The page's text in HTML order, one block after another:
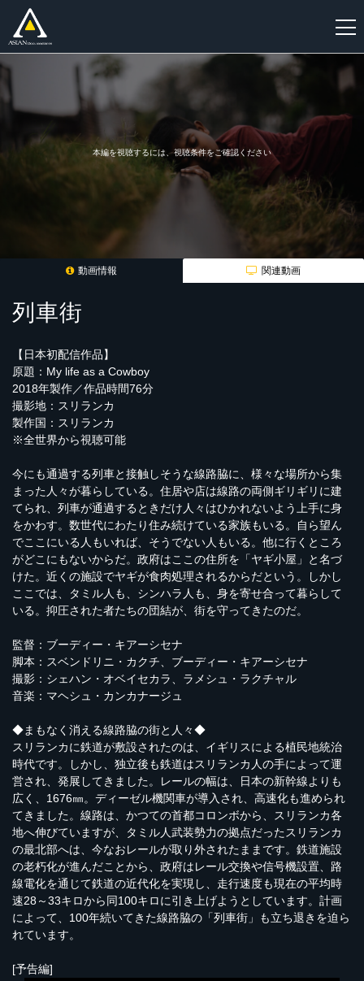
本編を視聴するには、視聴条件をご確認ください
動画情報 関連動画
列車街
【日本初配信作品】
原題：My life as a Cowboy
2018年製作／作品時間76分
撮影地：スリランカ
製作国：スリランカ
※全世界から視聴可能
今にも通過する列車と接触しそうな線路脇に、様々な場所から集
まった人々が暮らしている。住居や店は線路の両側ギリギリに建
てられ、列車が通過するときだけ人々はひかれないよう上手に身
をかわす。数世代にわたり住み続けている家族もいる。自ら望ん
でここにいる人もいれば、そうでない人もいる。他に行くところ
がどこにもないからだ。政府はここの住所を「ヤギ小屋」と名づ
けた。近くの施設でヤギが食肉処理されるからだという。しかし
ここでは、タミル人も、シンハラ人も、身を寄せ合って暮らして
いる。抑圧された者たちの団結が、街を守ってきたのだ。
監督：ブーディー・キアーシセナ
脚本：スベンドリニ・カクチ、ブーディー・キアーシセナ
撮影：シェハン・オベイセカラ、ラメシュ・ラクチャル
音楽：マヘシュ・カンカナージュ
◆まもなく消える線路脇の街と人々◆
スリランカに鉄道が敷設されたのは、イギリスによる植民地統治
時代です。しかし、独立後も鉄道はスリランカ人の手によって運
営され、発展してきました。レールの幅は、日本の新幹線よりも
広く、1676㎜。ディーゼル機関車が導入され、高速化も進められ
てきました。線路は、かつての首都コロンボから、スリランカ各
地へ伸びていますが、タミル人武装勢力の拠点だったスリランカ
の最北部へは、今なおレールが取り外されたままです。鉄道施設
の老朽化が進んだことから、政府はレール交換や信号機設置、路
線電化を通じて鉄道の近代化を実現し、走行速度も現在の平均時
速28～33キロから同100キロに引き上げようとしています。計画
によって、100年続いてきた線路脇の「列車街」も立ち退きを迫ら
れています。
[予告編]